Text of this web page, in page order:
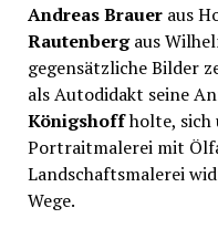
Andreas Braueraus
Rautenbergaus
gegensätzliche Bilder
als Autodidakt seine
Königshoffholte, sich
Portraitmalerei mit
Landschaftsmalerei
Wege.